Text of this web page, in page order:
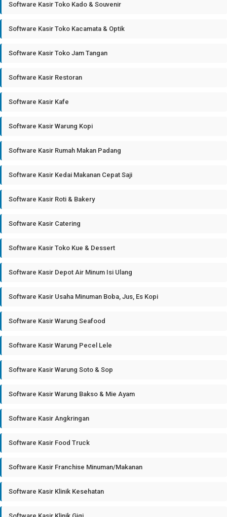
Software Kasir Toko Kado & Souvenir
Software Kasir Toko Kacamata & Optik
Software Kasir Toko Jam Tangan
Software Kasir Restoran
Software Kasir Kafe
Software Kasir Warung Kopi
Software Kasir Rumah Makan Padang
Software Kasir Kedai Makanan Cepat Saji
Software Kasir Roti & Bakery
Software Kasir Catering
Software Kasir Toko Kue & Dessert
Software Kasir Depot Air Minum Isi Ulang
Software Kasir Usaha Minuman Boba, Jus, Es Kopi
Software Kasir Warung Seafood
Software Kasir Warung Pecel Lele
Software Kasir Warung Soto & Sop
Software Kasir Warung Bakso & Mie Ayam
Software Kasir Angkringan
Software Kasir Food Truck
Software Kasir Franchise Minuman/Makanan
Software Kasir Klinik Kesehatan